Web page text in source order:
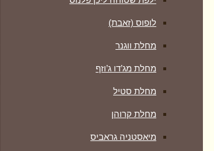
לופוס (זאבת)
מחלת ווגנר
מחלת מג’דו ג’וזף
מחלת סטיל
מחלת קרוהן
מיאסטניה גראביס